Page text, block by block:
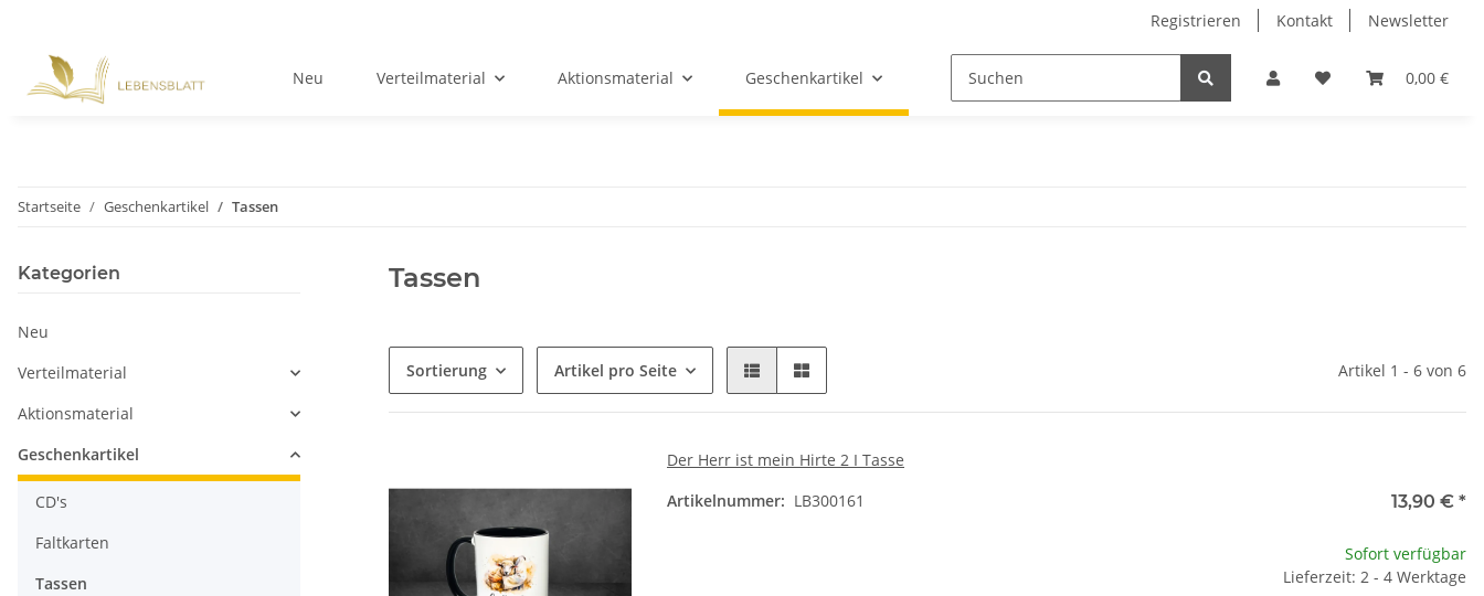
Registrieren Kontakt Newsletter
0,00 €
Neu Verteilmaterial Aktionsmaterial Geschenkartikel
Startseite Geschenkartikel Tassen
Tassen
Sortierung Artikel pro Seite Artikel 1 - 6 von 6
Der Herr ist mein Hirte 2 I Tasse
Artikelnummer: LB300161 13,90 € *
Sofort verfügbar
Lieferzeit: 2 - 4 Werktage
Kategorien
Neu
Verteilmaterial
Aktionsmaterial
Geschenkartikel
CD's
Faltkarten
Tassen